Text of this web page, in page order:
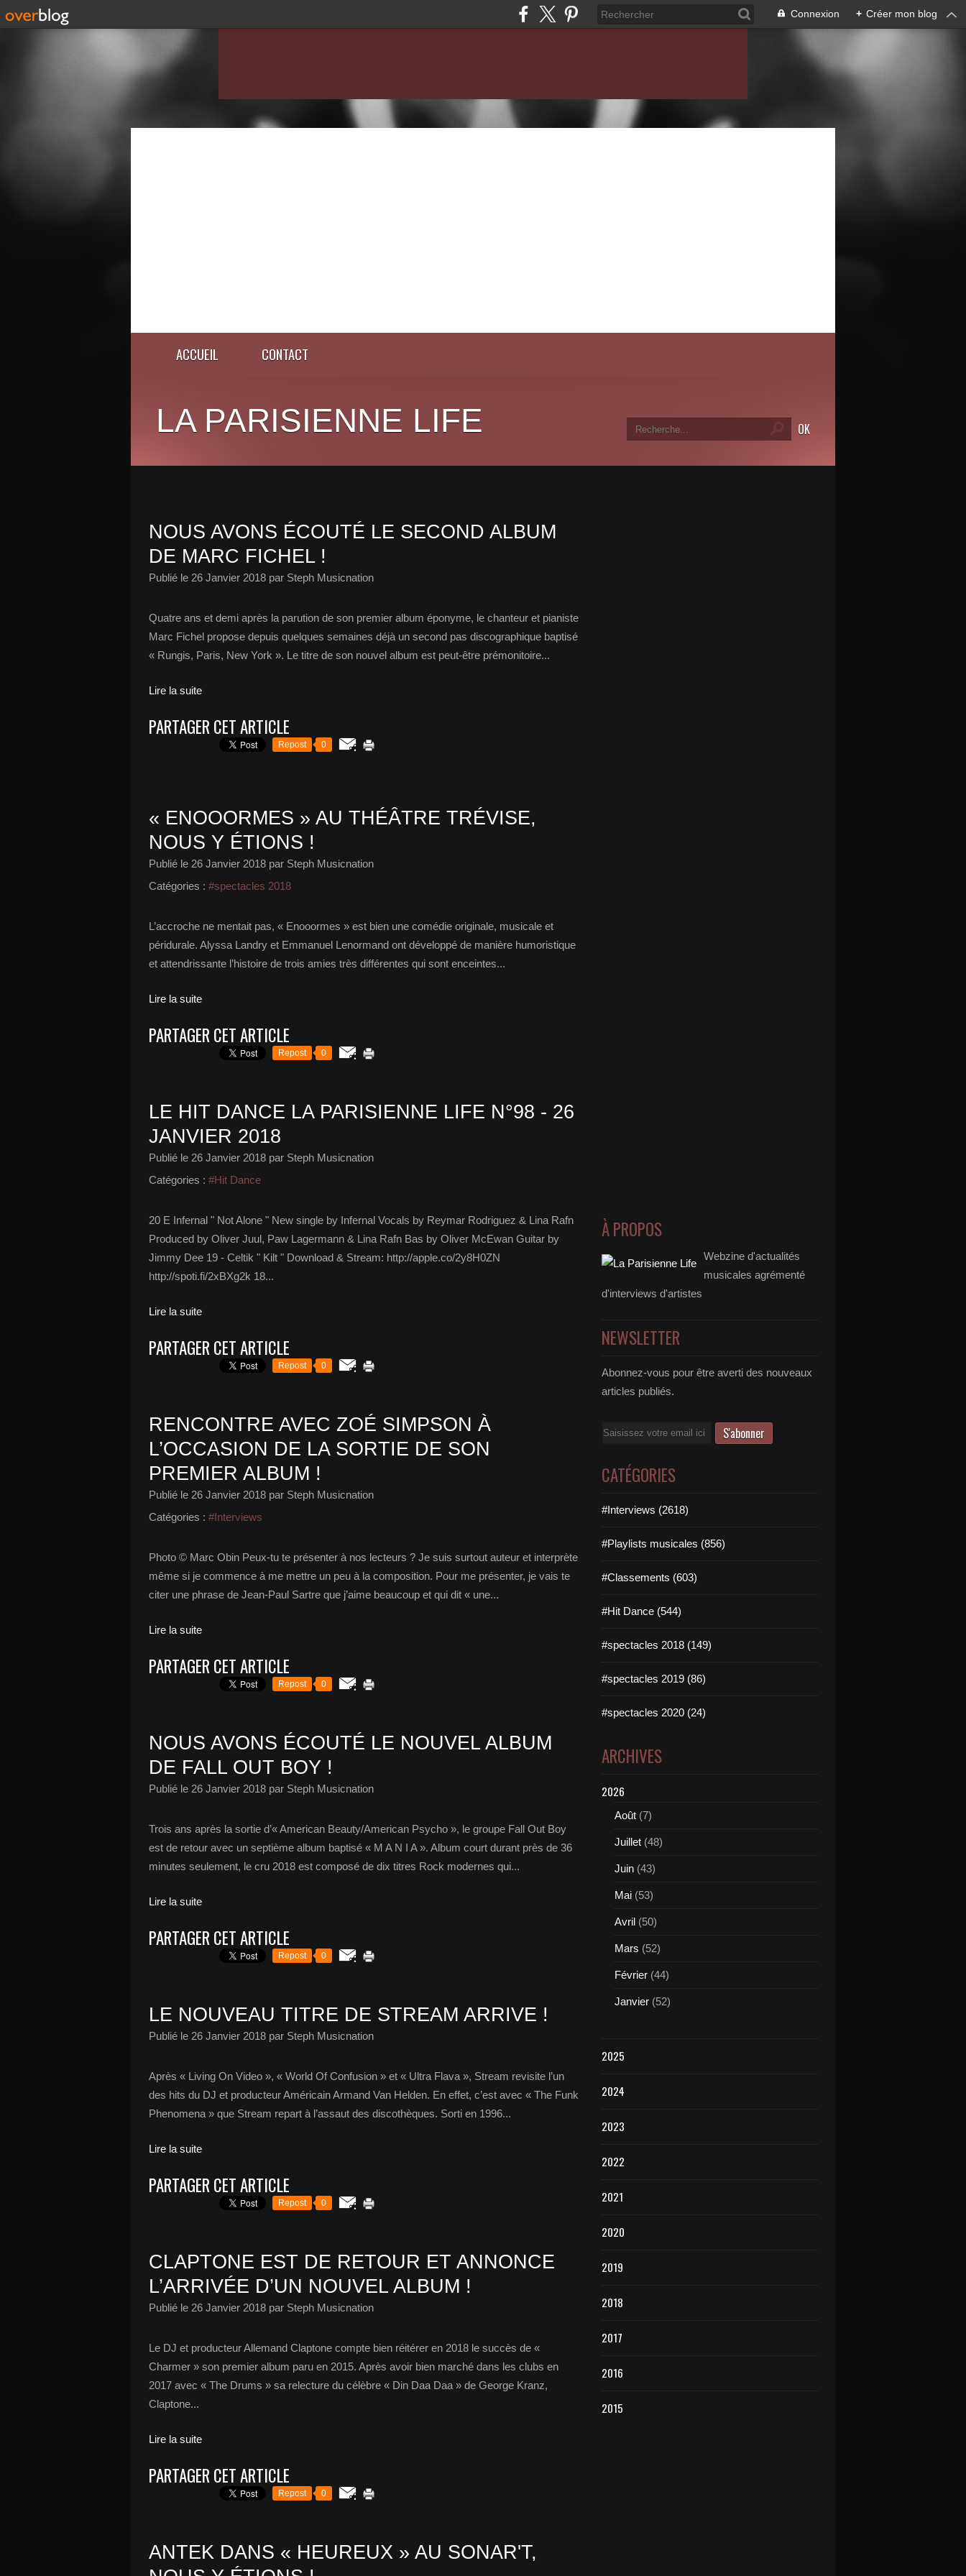
Connexion + Créer mon blog
ACCUEIL CONTACT
LA PARISIENNE LIFE
NOUS AVONS ÉCOUTÉ LE SECOND ALBUM
DE MARC FICHEL !
Publié le 26 Janvier 2018 par Steph Musicnation
Quatre ans et demi après la parution de son premier album éponyme, le chanteur et pianiste
Marc Fichel propose depuis quelques semaines déjà un second pas discographique baptisé
« Rungis, Paris, New York ». Le titre de son nouvel album est peut-être prémonitoire...
Lire la suite
PARTAGER CET ARTICLE
Repost 0
« ENOOORMES » AU THÉÂTRE TRÉVISE,
NOUS Y ÉTIONS !
Publié le 26 Janvier 2018 par Steph Musicnation
Catégories : #spectacles 2018
L’accroche ne mentait pas, « Enooormes » est bien une comédie originale, musicale et
péridurale. Alyssa Landry et Emmanuel Lenormand ont développé de manière humoristique
et attendrissante l’histoire de trois amies très différentes qui sont enceintes...
Lire la suite
PARTAGER CET ARTICLE
Repost 0
LE HIT DANCE LA PARISIENNE LIFE N°98 - 26
JANVIER 2018
Publié le 26 Janvier 2018 par Steph Musicnation
Catégories : #Hit Dance
20 E Infernal " Not Alone " New single by Infernal Vocals by Reymar Rodriguez & Lina Rafn
Produced by Oliver Juul, Paw Lagermann & Lina Rafn Bas by Oliver McEwan Guitar by
Jimmy Dee 19 - Celtik " Kilt " Download & Stream: http://apple.co/2y8H0ZN
http://spoti.fi/2xBXg2k 18...
Lire la suite
PARTAGER CET ARTICLE
Repost 0
RENCONTRE AVEC ZOÉ SIMPSON À
L’OCCASION DE LA SORTIE DE SON
PREMIER ALBUM !
Publié le 26 Janvier 2018 par Steph Musicnation
Catégories : #Interviews
Photo © Marc Obin Peux-tu te présenter à nos lecteurs ? Je suis surtout auteur et interprète
même si je commence à me mettre un peu à la composition. Pour me présenter, je vais te
citer une phrase de Jean-Paul Sartre que j’aime beaucoup et qui dit « une...
Lire la suite
PARTAGER CET ARTICLE
Repost 0
NOUS AVONS ÉCOUTÉ LE NOUVEL ALBUM
DE FALL OUT BOY !
Publié le 26 Janvier 2018 par Steph Musicnation
Trois ans après la sortie d’« American Beauty/American Psycho », le groupe Fall Out Boy
est de retour avec un septième album baptisé « M A N I A ». Album court durant près de 36
minutes seulement, le cru 2018 est composé de dix titres Rock modernes qui...
Lire la suite
PARTAGER CET ARTICLE
Repost 0
LE NOUVEAU TITRE DE STREAM ARRIVE !
Publié le 26 Janvier 2018 par Steph Musicnation
Après « Living On Video », « World Of Confusion » et « Ultra Flava », Stream revisite l’un
des hits du DJ et producteur Américain Armand Van Helden. En effet, c’est avec « The Funk
Phenomena » que Stream repart à l’assaut des discothèques. Sorti en 1996...
Lire la suite
PARTAGER CET ARTICLE
Repost 0
CLAPTONE EST DE RETOUR ET ANNONCE
L’ARRIVÉE D’UN NOUVEL ALBUM !
Publié le 26 Janvier 2018 par Steph Musicnation
Le DJ et producteur Allemand Claptone compte bien réitérer en 2018 le succès de «
Charmer » son premier album paru en 2015. Après avoir bien marché dans les clubs en
2017 avec « The Drums » sa relecture du célèbre « Din Daa Daa » de George Kranz,
Claptone...
Lire la suite
PARTAGER CET ARTICLE
Repost 0
ANTEK DANS « HEUREUX » AU SONAR'T,
À PROPOS
Webzine d'actualités
musicales agrémenté
d'interviews d'artistes
NEWSLETTER
Abonnez-vous pour être averti des nouveaux
articles publiés.
Email
CATÉGORIES
#Interviews (2618)
#Playlists musicales (856)
#Classements (603)
#Hit Dance (544)
#spectacles 2018 (149)
#spectacles 2019 (86)
#spectacles 2020 (24)
ARCHIVES
2026
Août (7)
Juillet (48)
Juin (43)
Mai (53)
Avril (50)
Mars (52)
Février (44)
Janvier (52)
2025
2024
2023
2022
2021
2020
2019
2018
2017
2016
2015